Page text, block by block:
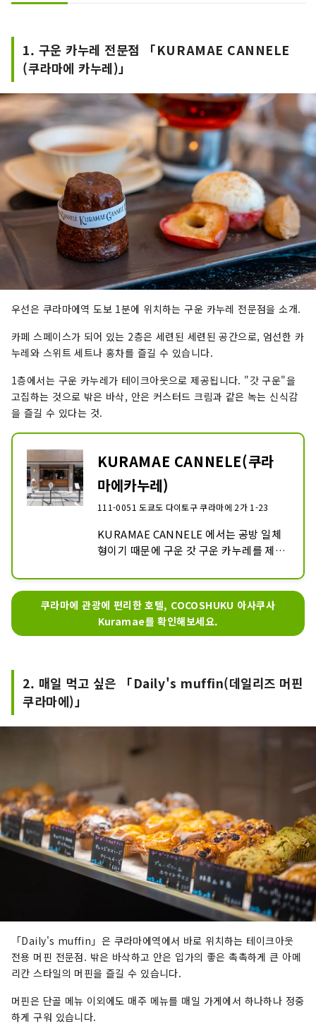
1. 구운 카누레 전문점 「KURAMAE CANNELE
(쿠라마에 카누레)」
우선은 쿠라마에역 도보 1분에 위치하는 구운 카누레 전문점을 소개.
카페 스페이스가 되어 있는 2층은 세련된 세련된 공간으로, 엄선한 카
누레와 스위트 세트나 홍차를 즐길 수 있습니다.
1층에서는 구운 카누레가 테이크아웃으로 제공됩니다. "갓 구운"을
고집하는 것으로 밖은 바삭, 안은 커스터드 크림과 같은 녹는 신식감
을 즐길 수 있다는 것.
KURAMAE CANNELE(쿠라
마에카누레)
111-0051 도쿄도 다이토구 쿠라마에 2가 1-23
KURAMAE CANNELE 에서는 공방 일체
형이기 때문에 구운 갓 구운 카누레를 제공
스터드 크림처럼 부드럽고 녹는 식감을 즐
길 수 있습니다.
쿠라마에 관광에 편리한 호텔, COCOSHUKU 아사쿠사
Kuramae를 확인해보세요.
2. 매일 먹고 싶은 「Daily's muffin(데일리즈 머핀
쿠라마에)」
「Daily's muffin」은 쿠라마에역에서 바로 위치하는 테이크아웃
전용 머핀 전문점. 밖은 바삭하고 안은 입가의 좋은 촉촉하게 큰 아메
리칸 스타일의 머핀을 즐길 수 있습니다.
머핀은 단골 메뉴 이외에도 매주 메뉴를 매일 가게에서 하나하나 정중
하게 구워 있습니다.